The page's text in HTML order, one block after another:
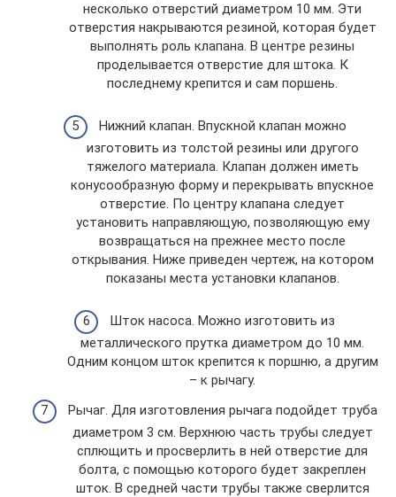
несколько отверстий диаметром 10 мм. Эти
отверстия накрываются резиной, которая будет
выполнять роль клапана. В центре резины
проделывается отверстие для штока. К
последнему крепится и сам поршень.
Нижний клапан. Впускной клапан можно
изготовить из толстой резины или другого
тяжелого материала. Клапан должен иметь
конусообразную форму и перекрывать впускное
отверстие. По центру клапана следует
установить направляющую, позволяющую ему
возвращаться на прежнее место после
открывания. Ниже приведен чертеж, на котором
показаны места установки клапанов.
Шток насоса. Можно изготовить из
металлического прутка диаметром до 10 мм.
Одним концом шток крепится к поршню, а другим
– к рычагу.
Рычаг. Для изготовления рычага подойдет труба
диаметром 3 см. Верхнюю часть трубы следует
сплющить и просверлить в ней отверстие для
болта, с помощью которого будет закреплен
шток. В средней части трубы также сверлится